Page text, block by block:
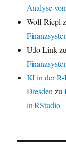
Analyse
Wolf Riepl
Udo Link
KI in der R-
Dresden zu
in RStudio